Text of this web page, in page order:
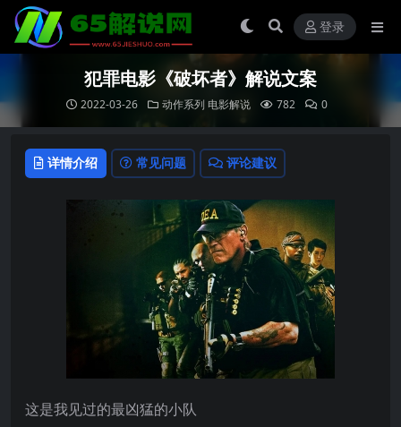
登录
犯罪电影《破坏者》解说文案
2022-03-26 动作系列 电影解说 782 0
详情介绍 常见问题 评论建议
这是我见过的最凶猛的小队